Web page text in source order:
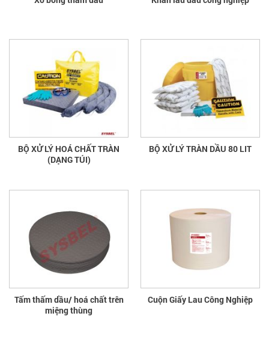
BỘ XỬ LÝ HOÁ CHẤT TRÀN
(DẠNG TÚI)
BỘ XỬ LÝ TRÀN DẦU 80 LIT
Tấm thấm dầu/ hoá chất trên
miệng thùng
Cuộn Giấy Lau Công Nghiệp